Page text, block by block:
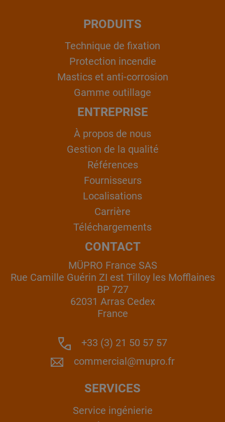
PRODUITS
Technique de fixation
Protection incendie
Mastics et anti-corrosion
Gamme outillage
ENTREPRISE
À propos de nous
Gestion de la qualité
Références
Fournisseurs
Localisations
Carrière
Téléchargements
CONTACT
MÜPRO France SAS
Rue Camille Guérin ZI est Tilloy les Mofflaines
BP 727
62031 Arras Cedex
France
+33 (3) 21 50 57 57
commercial@mupro.fr
SERVICES
Service ingénierie